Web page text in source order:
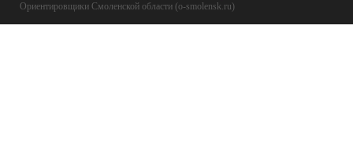
Ориентировщики Смоленской области (o-smolensk.ru)